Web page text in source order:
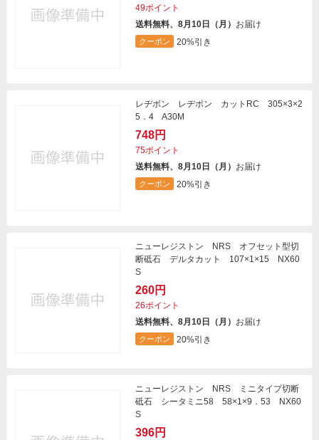
49ポイント
送料無料、8月10日（月） お届け
クーポン 20%引き
レヂボン レヂボン カットRC 305×3×2
5．4 A30M
748円
75ポイント
送料無料、8月10日（月） お届け
クーポン 20%引き
ニューレジストン NRS オフセット型切
断砥石 デルタカット 107×1×15 NX60
S
260円
26ポイント
送料無料、8月10日（月） お届け
クーポン 20%引き
ニューレジストン NRS ミニタイプ切断
砥石 シータミニ58 58×1×9．53 NX60
S
396円